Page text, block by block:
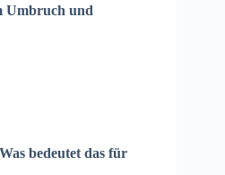
Umbruch und
bedeutet das für